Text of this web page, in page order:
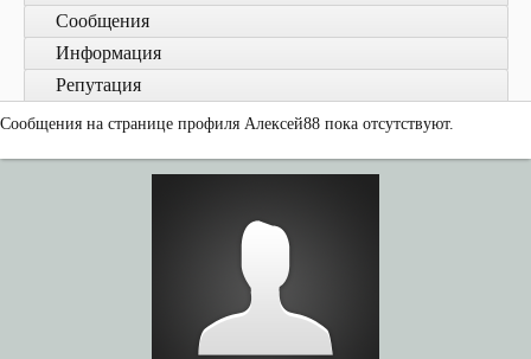
Сообщения
Информация
Репутация
Сообщения на странице профиля Алексей88 пока отсутствуют.